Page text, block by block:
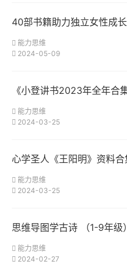
40部书籍助力独立女性成
能力思维
2024-05-09
《小登讲书2023年全年合
能力思维
2024-03-25
心学圣人《王阳明》资料合
能力思维
2024-03-25
思维导图学古诗 （1-9年级
能力思维
2024-02-27